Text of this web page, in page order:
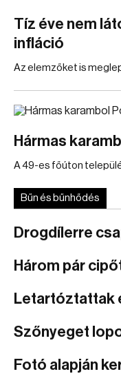
Tíz éve nem
infláció
Az elemzőket is
Hármas
A 49-es főúton
Bűn és bűnhődés
Drogdílerre
Három pár
Letartóztattak
Szőnyeget
Fotó alapján